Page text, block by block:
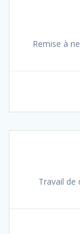
Remise à
Travail de